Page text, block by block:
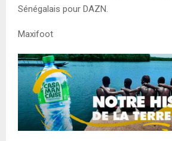
Sénégalais pour DAZN.
Maxifoot